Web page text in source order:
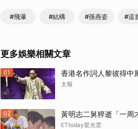
#飛瀑 #結構 #孫燕姿 #這
更多娛樂相關文章
01 香港名作詞人黎彼得
太報
02 黃明志二舅猝逝「一
ETtoday星光雲